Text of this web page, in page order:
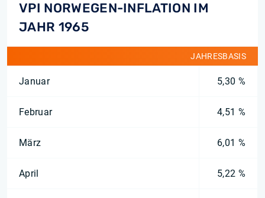
VPI NORWEGEN-INFLATION IM
JAHR 1965
JAHRESBASIS
Januar 5,30 %
Februar 4,51 %
März 6,01 %
April 5,22 %